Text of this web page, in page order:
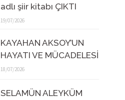
adlı şiir kitabı ÇIKTI
19/07/2026
KAYAHAN AKSOY’UN
HAYATI VE MÜCADELESİ
18/07/2026
SELAMÜN ALEYKÜM